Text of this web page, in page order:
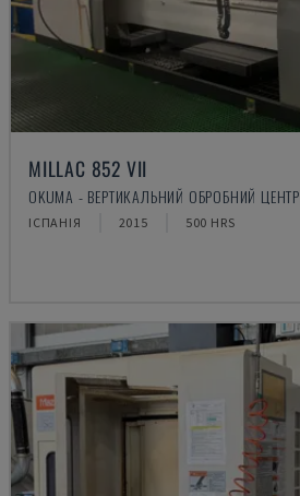
MILLAC 852 VII
OKUMA - ВЕРТИКАЛЬНИЙ ОБРОБНИЙ ЦЕНТР
ІСПАНІЯ 2015 500 HRS